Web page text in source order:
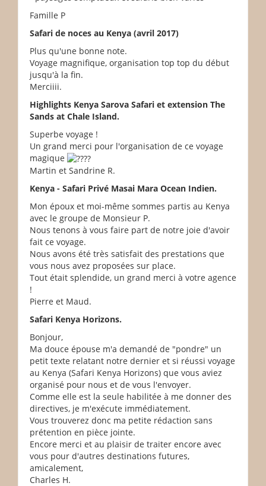
Famille P
Safari de noces au Kenya (avril 2017)
Plus qu'une bonne note.
Voyage magnifique, organisation top top du début
jusqu'à la fin.
Merciiii.
Highlights Kenya Sarova Safari et extension The
Sands at Chale Island.
Superbe voyage !
Un grand merci pour l'organisation de ce voyage
magique
Martin et Sandrine R.
Kenya - Safari Privé Masai Mara Ocean Indien.
Mon époux et moi-même sommes partis au Kenya
avec le groupe de Monsieur P.
Nous tenons à vous faire part de notre joie d'avoir
fait ce voyage.
Nous avons été très satisfait des prestations que
vous nous avez proposées sur place.
Tout était splendide, un grand merci à votre agence
!
Pierre et Maud.
Safari Kenya Horizons.
Bonjour,
Ma douce épouse m'a demandé de "pondre" un
petit texte relatant notre dernier et si réussi voyage
au Kenya (Safari Kenya Horizons) que vous aviez
organisé pour nous et de vous l'envoyer.
Comme elle est la seule habilitée à me donner des
directives, je m'exécute immédiatement.
Vous trouverez donc ma petite rédaction sans
prétention en pièce jointe.
Encore merci et au plaisir de traiter encore avec
vous pour d'autres destinations futures,
amicalement,
Charles H.